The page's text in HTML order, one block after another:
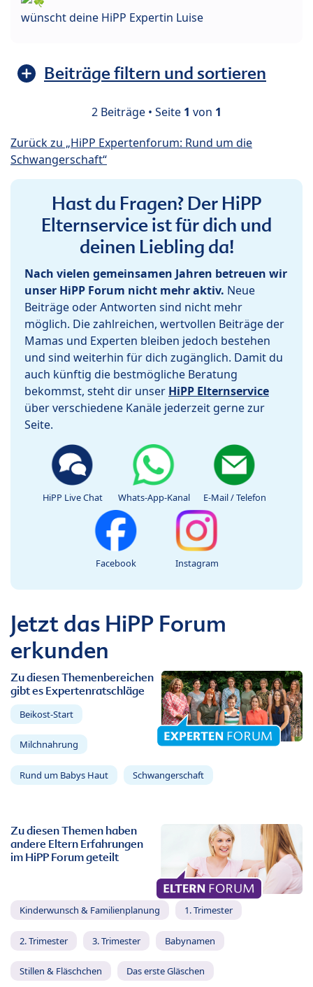
wünscht deine HiPP Expertin Luise
Beiträge filtern und sortieren
2 Beiträge • Seite 1 von 1
Zurück zu „HiPP Expertenforum: Rund um die
Schwangerschaft“
Hast du Fragen? Der HiPP
Elternservice ist für dich und
deinen Liebling da!
Nach vielen gemeinsamen Jahren betreuen wir
unser HiPP Forum nicht mehr aktiv. Neue
Beiträge oder Antworten sind nicht mehr
möglich. Die zahlreichen, wertvollen Beiträge der
Mamas und Experten bleiben jedoch bestehen
und sind weiterhin für dich zugänglich. Damit du
auch künftig die bestmögliche Beratung
bekommst, steht dir unser HiPP Elternservice
über verschiedene Kanäle jederzeit gerne zur
Seite.
HiPP Live Chat Whats-App-Kanal E-Mail / Telefon
Facebook Instagram
Jetzt das HiPP Forum
erkunden
Zu diesen Themenbereichen
gibt es Expertenratschläge
Beikost-Start
Milchnahrung
Rund um Babys Haut Schwangerschaft
Zu diesen Themen haben
andere Eltern Erfahrungen
im HiPP Forum geteilt
Kinderwunsch & Familienplanung 1. Trimester
2. Trimester 3. Trimester Babynamen
Stillen & Fläschchen Das erste Gläschen